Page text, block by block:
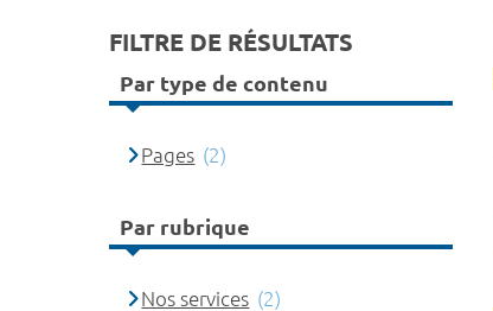
FILTRE DE RÉSULTATS
Par type de contenu
Pages (2)
Par rubrique
Nos services (2)